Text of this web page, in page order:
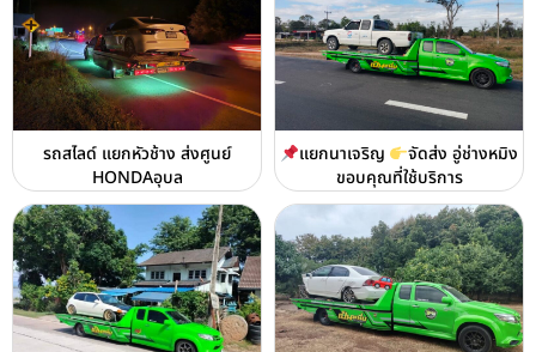
รถสไลด์ แยกหัวช้าง ส่งศูนย์
HONDAอุบล
แยกนาเจริญ
จัดส่ง อู่ช่างหมิง
ขอบคุณที่ใช้บริการ